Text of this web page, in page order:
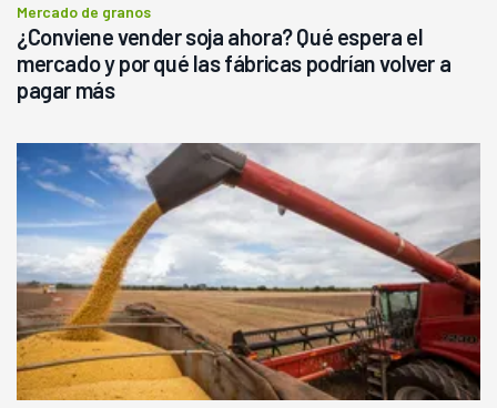
Mercado de granos
¿Conviene vender soja ahora? Qué espera el
mercado y por qué las fábricas podrían volver a
pagar más